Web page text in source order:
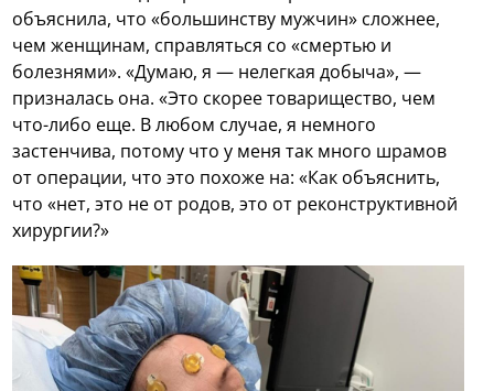
объяснила, что «большинству мужчин» сложнее,
чем женщинам, справляться со «смертью и
болезнями». «Думаю, я — нелегкая добыча», —
призналась она. «Это скорее товарищество, чем
что-либо еще. В любом случае, я немного
застенчива, потому что у меня так много шрамов
от операции, что это похоже на: «Как объяснить,
что «нет, это не от родов, это от реконструктивной
хирургии?»